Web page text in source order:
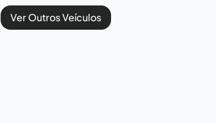
Ver Outros Veículos